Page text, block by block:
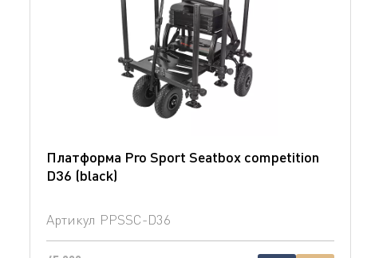
Платформа Pro Sport Seatbox competition
D36 (blaсk)
Артикул PPSSC-D36